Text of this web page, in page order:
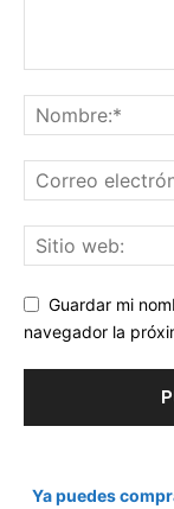
Guardar mi
navegador la
Ya puedes